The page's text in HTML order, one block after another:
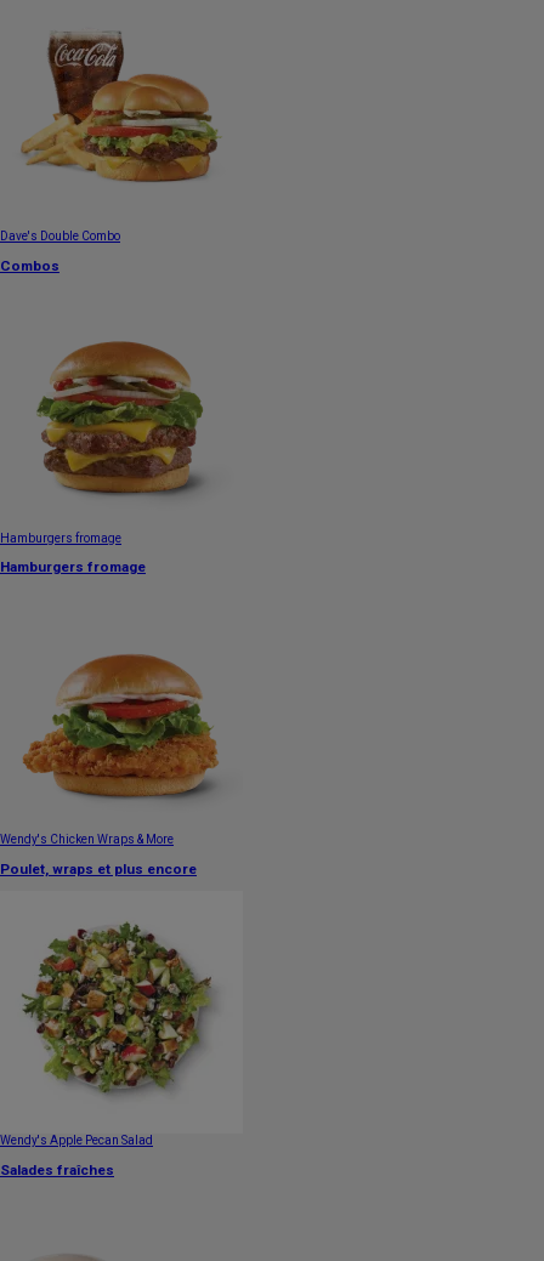
Dave's Double Combo
Combos
Hamburgers fromage
Hamburgers fromage
Wendy's Chicken Wraps & More
Poulet, wraps et plus encore
Wendy's Apple Pecan Salad
Salades fraîches